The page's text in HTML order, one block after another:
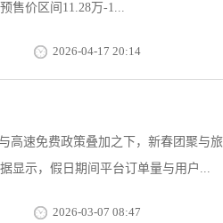
售价区间11.28万-1...
2026-04-17 20:14
高速免费政策叠加之下，新春团聚与
显示，假日期间平台订单量与用户...
2026-03-07 08:47